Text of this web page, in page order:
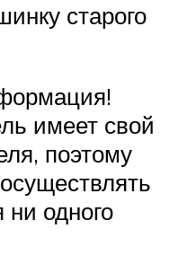
старого
имеет свой
поэтому
одного